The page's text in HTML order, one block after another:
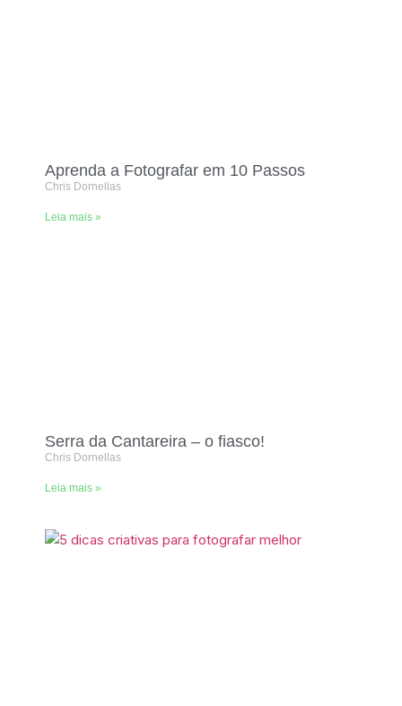
Aprenda a Fotografar em 10 Passos
Chris Dornellas
Leia mais »
Serra da Cantareira – o fiasco!
Chris Dornellas
Leia mais »